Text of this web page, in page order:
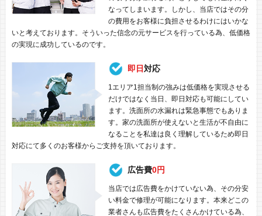
なってしまいます。しかし、当店ではその分
の費用をお客様に負担させるわけにはいかな
いと考えております。そういった信念の元サービスを行っている為、低価格
の実現に成功しているのです。
即日対応
1エリア1担当制の強みは低価格を実現させる
だけではなく当日、即日対応も可能にしてい
ます。洗面所の水漏れは緊急事態でもありま
す。家の洗面所が使えないと生活が不自由に
なることを私達は良く理解しているため即日
対応にて多くのお客様からご支持を頂いております。
広告費0円
当店では広告費をかけていない為、その分安
い料金で修理が可能になります。本来どこの
業者さんも広告費をたくさんかけている為、